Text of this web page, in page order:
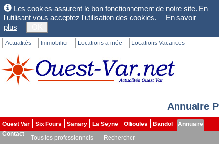
Les cookies assurent le bon fonctionnement de notre site. En
l'utilisant vous acceptez l'utilisation des cookies.
En savoir
plus
Actualités Immobilier Locations année Locations Vacances
Annuaire
Ouest Var Six Fours Sanary La Seyne Ollioules Bandol
Annuaire
Contact
Tous les professionnels Rechercher